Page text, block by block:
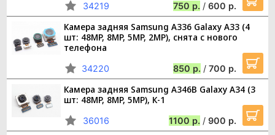
34219 750 / 600
Камера задняя Samsung A336 Galaxy A33 (4
шт: 48MP, 8MP, 5MP, 2MP), снята с нового
телефона
34220 850 / 700
Камера задняя Samsung A346B Galaxy A34 (3
шт: 48MP, 8MP, 5MP), К-1
36016 1100 / 900